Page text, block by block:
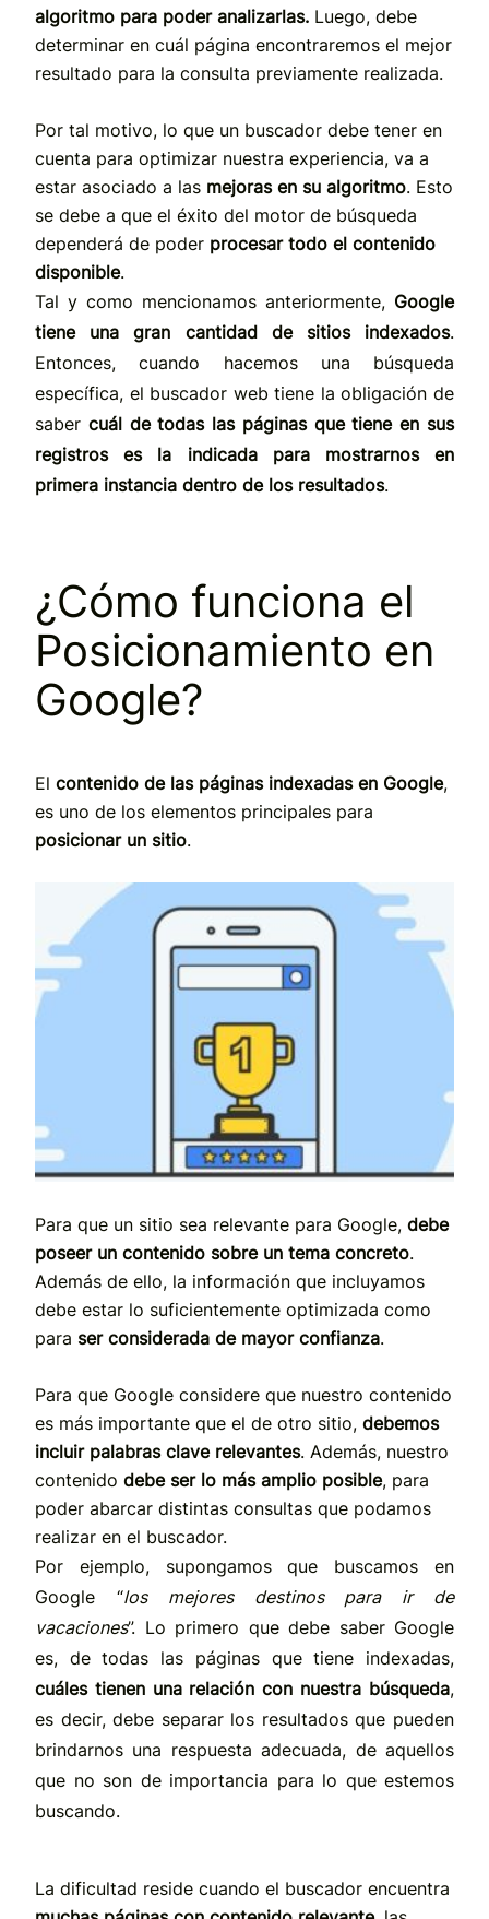
algoritmo para poder analizarlas. Luego, debe
determinar en cuál página encontraremos el mejor
resultado para la consulta previamente realizada.
Por tal motivo, lo que un buscador debe tener en
cuenta para optimizar nuestra experiencia, va a
estar asociado a las mejoras en su algoritmo. Esto
se debe a que el éxito del motor de búsqueda
dependerá de poder procesar todo el contenido
disponible.
Tal y como mencionamos anteriormente, Google
tiene una gran cantidad de sitios indexados.
Entonces, cuando hacemos una búsqueda
específica, el buscador web tiene la obligación de
saber cuál de todas las páginas que tiene en sus
registros es la indicada para mostrarnos en
primera instancia dentro de los resultados.
¿Cómo funciona el
Posicionamiento en
Google?
El contenido de las páginas indexadas en Google,
es uno de los elementos principales para
posicionar un sitio.
Para que un sitio sea relevante para Google, debe
poseer un contenido sobre un tema concreto.
Además de ello, la información que incluyamos
debe estar lo suficientemente optimizada como
para ser considerada de mayor confianza.
Para que Google considere que nuestro contenido
es más importante que el de otro sitio, debemos
incluir palabras clave relevantes. Además, nuestro
contenido debe ser lo más amplio posible, para
poder abarcar distintas consultas que podamos
realizar en el buscador.
Por ejemplo, supongamos que buscamos en
Google “los mejores destinos para ir de
vacaciones”. Lo primero que debe saber Google
es, de todas las páginas que tiene indexadas,
cuáles tienen una relación con nuestra búsqueda,
es decir, debe separar los resultados que pueden
brindarnos una respuesta adecuada, de aquellos
que no son de importancia para lo que estemos
buscando.
La dificultad reside cuando el buscador encuentra